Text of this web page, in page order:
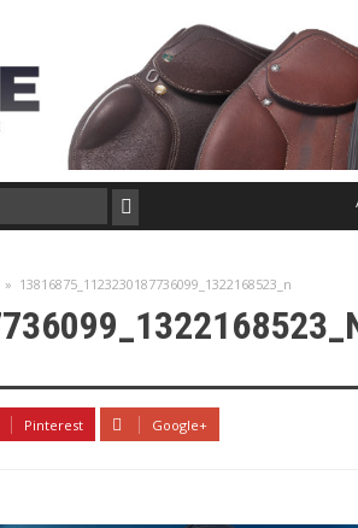
» 13816875_1123230187736099_1322168523_n
Pinterest Google+